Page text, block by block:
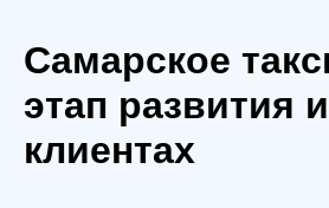
Самарское
этап развития
клиентах